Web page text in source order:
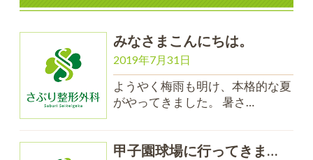
みなさまこんにちは。
2019年7月31日
ようやく梅雨も明け、本格的な夏
がやってきました。 暑さ…
甲子園球場に行ってきま…